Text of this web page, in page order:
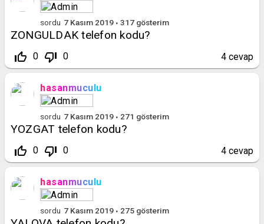
sordu 7 Kasım 2019 317 gösterim
ZONGULDAK telefon kodu?
thumb_up_off_alt 0 thumb_down_off_alt 0 4 cevap
hasanmuculu
sordu 7 Kasım 2019 271 gösterim
YOZGAT telefon kodu?
thumb_up_off_alt 0 thumb_down_off_alt 0 4 cevap
hasanmuculu
sordu 7 Kasım 2019 275 gösterim